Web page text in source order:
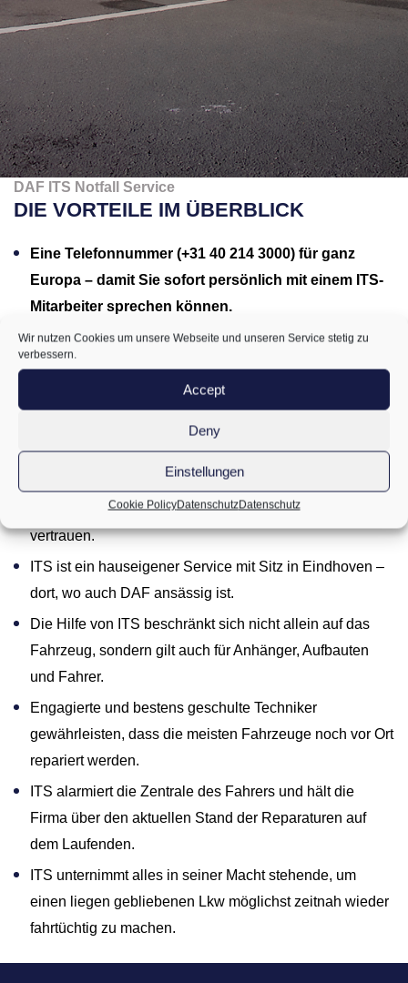
Wir nutzen Cookies um unsere Webseite und unseren Service stetig zu
verbessern.
Accept
Deny
Einstellungen
Cookie PolicyDatenschutzDatenschutz
DAF ITS Notfall Service
DIE VORTEILE IM ÜBERBLICK
Eine Telefonnummer (+31 40 214 3000) für ganz
Europa – damit Sie sofort persönlich mit einem ITS-
Mitarbeiter sprechen können.
ITS ist rund um die Uhr erreichbar – an sieben Tagen in
der Woche, 365 Tage im Jahr.
ITS bietet Hilfe in zehn verschiedenen Sprachen.
ITS entlastet den Fahrer und kümmert sich um die
Zahlungsformalitäten und andere finanzielle Aspekte.
Im Sinne schneller und wirkungsvoller Hilfe kann ITS
europaweit auf rund 1.100 DAF-Partner und Stützpunkte
vertrauen.
ITS ist ein hauseigener Service mit Sitz in Eindhoven –
dort, wo auch DAF ansässig ist.
Die Hilfe von ITS beschränkt sich nicht allein auf das
Fahrzeug, sondern gilt auch für Anhänger, Aufbauten
und Fahrer.
Engagierte und bestens geschulte Techniker
gewährleisten, dass die meisten Fahrzeuge noch vor Ort
repariert werden.
ITS alarmiert die Zentrale des Fahrers und hält die
Firma über den aktuellen Stand der Reparaturen auf
dem Laufenden.
ITS unternimmt alles in seiner Macht stehende, um
einen liegen gebliebenen Lkw möglichst zeitnah wieder
fahrtüchtig zu machen.